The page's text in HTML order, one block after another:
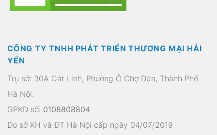
CÔNG TY TNHH PHÁT TRIỂN THƯƠNG MẠI HẢI
YẾN
Trụ sở: 30A Cát Linh, Phường Ô Chợ Dừa, Thành Phố
Hà Nội.
GPKD số: 0108808804
Do sở KH và ĐT Hà Nội cấp ngày 04/07/2019